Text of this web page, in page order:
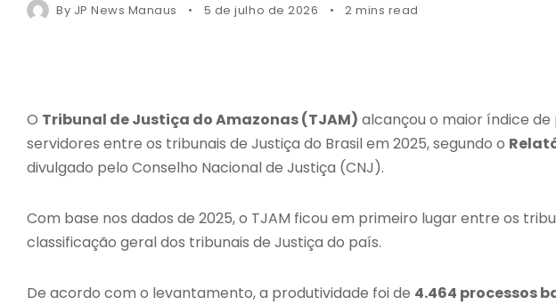
By JP News Manaus 5 de julho de 2026 2 mins read
O Tribunal de Justiça do Amazonas (TJAM) alcançou o maior índice
servidores entre os tribunais de Justiça do Brasil em 2025, segundo o
divulgado pelo Conselho Nacional de Justiça (CNJ).
Com base nos dados de 2025, o TJAM ficou em primeiro lugar entre os
classificação geral dos tribunais de Justiça do país.
De acordo com o levantamento, a produtividade foi de 4.464 processos